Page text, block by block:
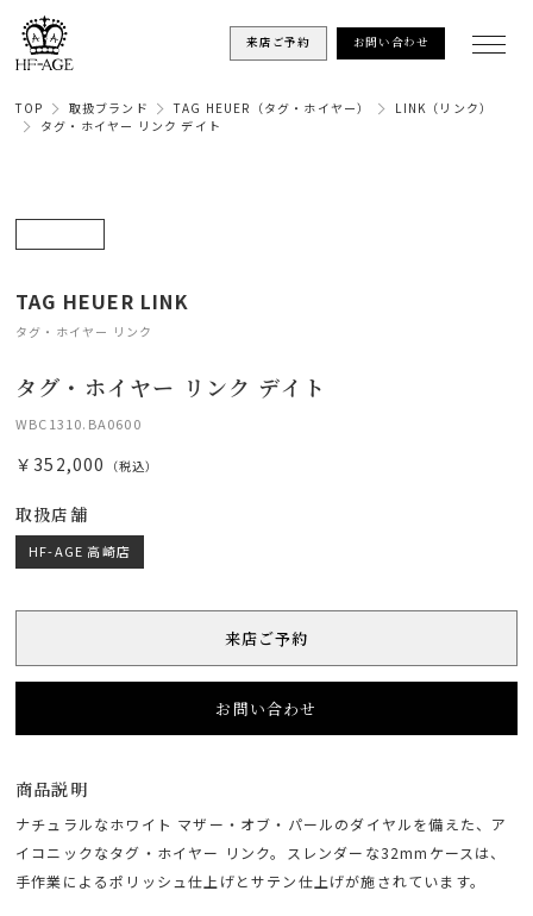
来店ご予約 お問い合わせ
TOP 取扱ブランド TAG HEUER（タグ・ホイヤー）
LINK（リンク）
タグ・ホイヤー リンク デイト
TAG HEUER LINK
タグ・ホイヤー リンク
タグ・ホイヤー リンク デイト
WBC1310.BA0600
￥352,000 （税込）
取扱店舗
HF-AGE 高崎店
来店ご予約
お問い合わせ
商品説明
ナチュラルなホワイト マザー・オブ・パールのダイヤルを備えた、ア
イコニックなタグ・ホイヤー リンク。スレンダーな32mmケースは、
手作業によるポリッシュ仕上げとサテン仕上げが施されています。